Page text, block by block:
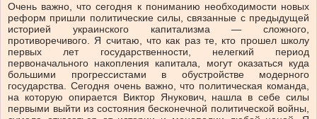
Очень важно, что сегодня к пониманию необходимости новых
реформ пришли политические силы, связанные с предыдущей
историей украинского капитализма — сложного,
противоречивого. Я считаю, что как раз те, кто прошел школу
первых лет государственности, нелегкий период
первоначального накопления капитала, могут оказаться куда
большими прогрессистами в обустройстве модерного
государства. Сегодня очень важно, что политическая команда,
на которую опирается Виктор Янукович, нашла в себе силы
первыми выйти из состояния бесконечной политической войны,